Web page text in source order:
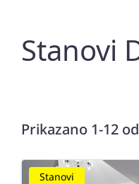
Stanovi
Prikazano 1-12
Stanovi